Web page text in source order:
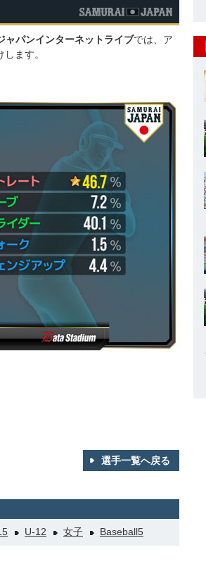
ャパンインターネットライブでは、ア
ます。
選手一覧へ戻る
U-12 女子 Baseball5